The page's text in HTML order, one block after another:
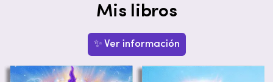
Mis libros
✨ Ver información